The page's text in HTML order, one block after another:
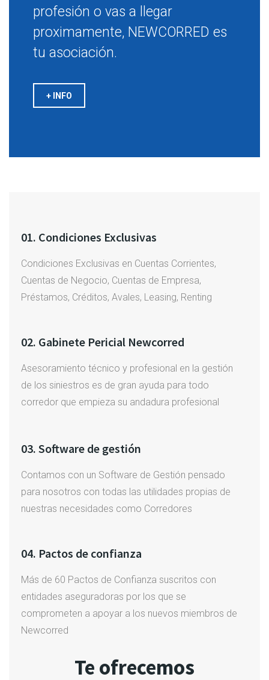
profesión o vas a llegar
proximamente, NEWCORRED es
tu asociación.
+ INFO
01. Condiciones Exclusivas
Condiciones Exclusivas en Cuentas Corrientes,
Cuentas de Negocio, Cuentas de Empresa,
Préstamos, Créditos, Avales, Leasing, Renting
02. Gabinete Pericial Newcorred
Asesoramiento técnico y profesional en la gestión
de los siniestros es de gran ayuda para todo
corredor que empieza su andadura profesional
03. Software de gestión
Contamos con un Software de Gestión pensado
para nosotros con todas las utilidades propias de
nuestras necesidades como Corredores
04. Pactos de confianza
Más de 60 Pactos de Confianza suscritos con
entidades aseguradoras por los que se
comprometen a apoyar a los nuevos miembros de
Newcorred
Te ofrecemos